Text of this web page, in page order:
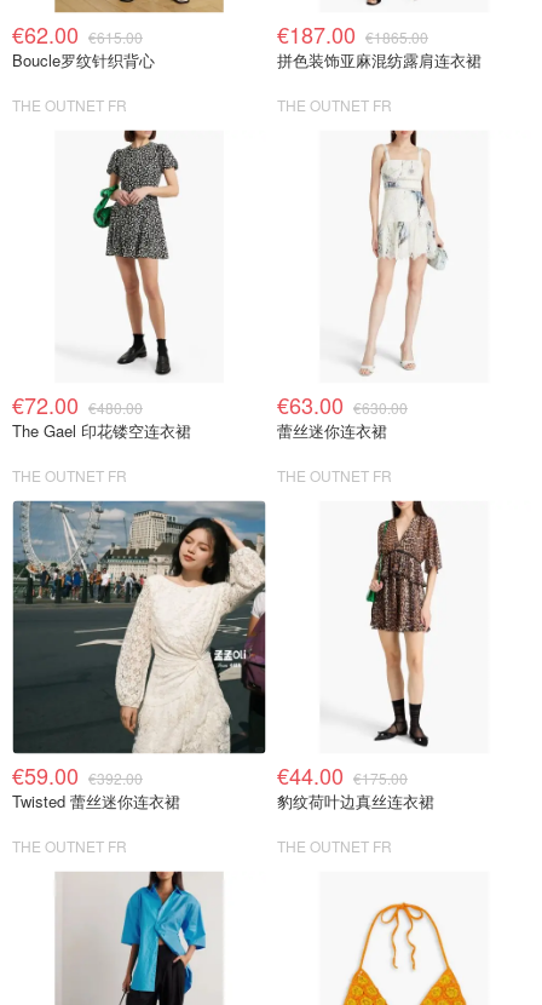
€62.00 €615.00
Boucle罗纹针织背心
THE OUTNET FR
€187.00 €1865.00
拼色装饰亚麻混纺露肩连衣裙
THE OUTNET FR
€72.00 €480.00
The Gael 印花镂空连衣裙
THE OUTNET FR
€63.00 €630.00
蕾丝迷你连衣裙
THE OUTNET FR
€59.00 €392.00
Twisted 蕾丝迷你连衣裙
THE OUTNET FR
€44.00 €175.00
豹纹荷叶边真丝连衣裙
THE OUTNET FR